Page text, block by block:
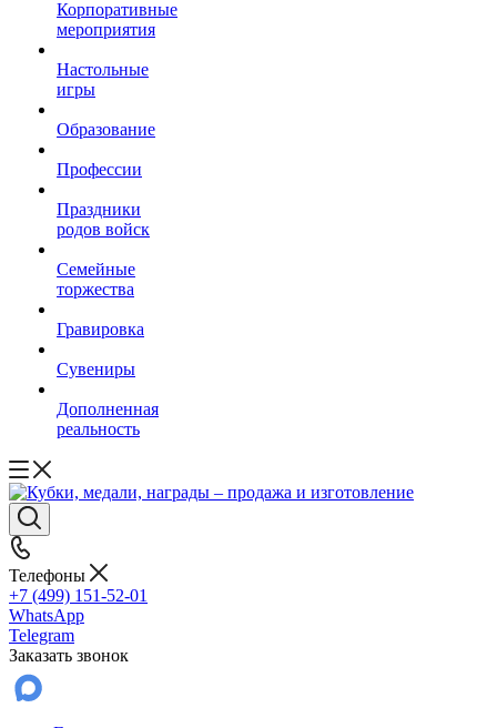
Корпоративные
мероприятия
Настольные
игры
Образование
Профессии
Праздники
родов войск
Семейные
торжества
Гравировка
Сувениры
Дополненная
реальность
Телефоны
+7 (499) 151-52-01
WhatsApp
Telegram
Заказать звонок